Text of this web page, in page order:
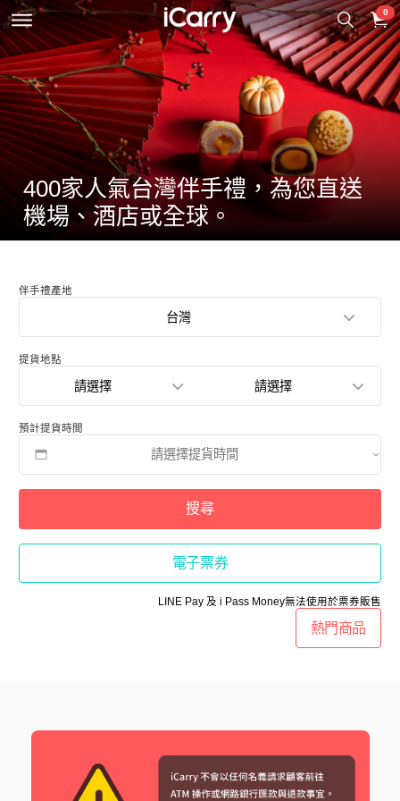
0
400家人氣台灣伴手禮，為您直送
機場、酒店或全球。
伴手禮產地
台灣
提貨地點
請選擇 請選擇
預計提貨時間
搜尋
電子票券
LINE Pay 及 i Pass Money無法使用於票券販售
熱門商品